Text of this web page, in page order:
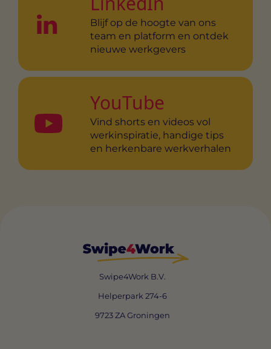
Blijf op de hoogte van ons
team en platform en ontdek
nieuwe werkgevers
YouTube
Vind shorts en videos vol
werkinspiratie, handige tips
en herkenbare werkverhalen
Swipe4Work B.V.
Helperpark 274-6
9723 ZA Groningen